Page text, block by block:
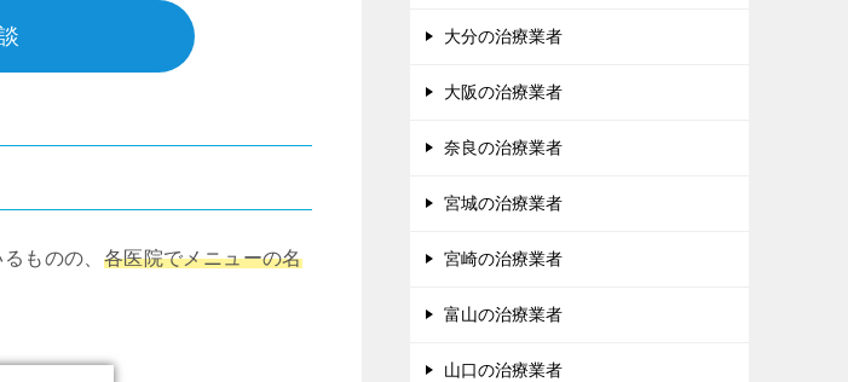
ものの、 各医院でメニューの名
大分の治療業者
大阪の治療業者
奈良の治療業者
宮城の治療業者
宮崎の治療業者
富山の治療業者
山口の治療業者